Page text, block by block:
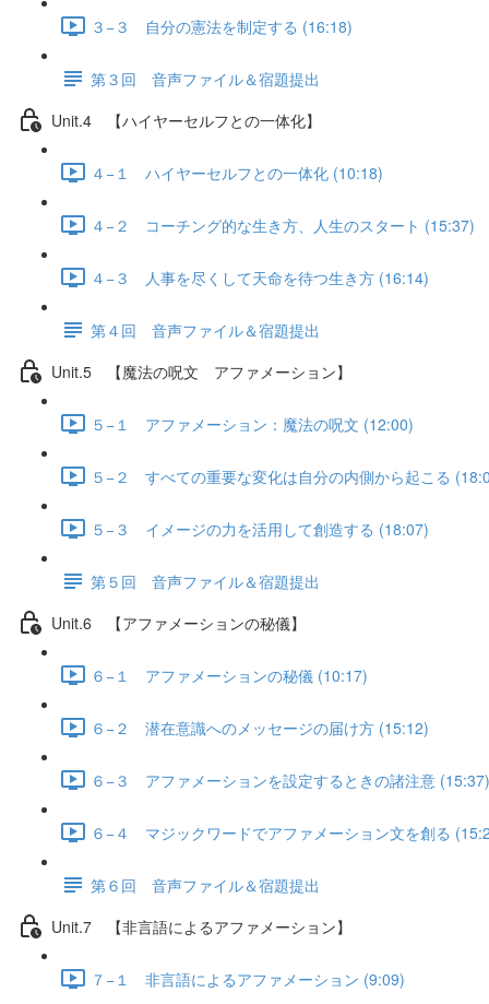
３−３ 自分の憲法を制定する (16:18)
第３回 音声ファイル＆宿題提出
Unit.4 【ハイヤーセルフとの一体化】
４−１ ハイヤーセルフとの一体化 (10:18)
４−２ コーチング的な生き方、人生のスタート (15:37)
４−３ 人事を尽くして天命を待つ生き方 (16:14)
第４回 音声ファイル＆宿題提出
Unit.5 【魔法の呪文 アファメーション】
５−１ アファメーション：魔法の呪文 (12:00)
５−２ すべての重要な変化は自分の内側から起こる
５−３ イメージの力を活用して創造する (18:07)
第５回 音声ファイル＆宿題提出
Unit.6 【アファメーションの秘儀】
６−１ アファメーションの秘儀 (10:17)
６−２ 潜在意識へのメッセージの届け方 (15:12)
６−３ アファメーションを設定するときの諸注意 (15:37)
６−４ マジックワードでアファメーション文を創る
第６回 音声ファイル＆宿題提出
Unit.7 【非言語によるアファメーション】
７−１ 非言語によるアファメーション (9:09)